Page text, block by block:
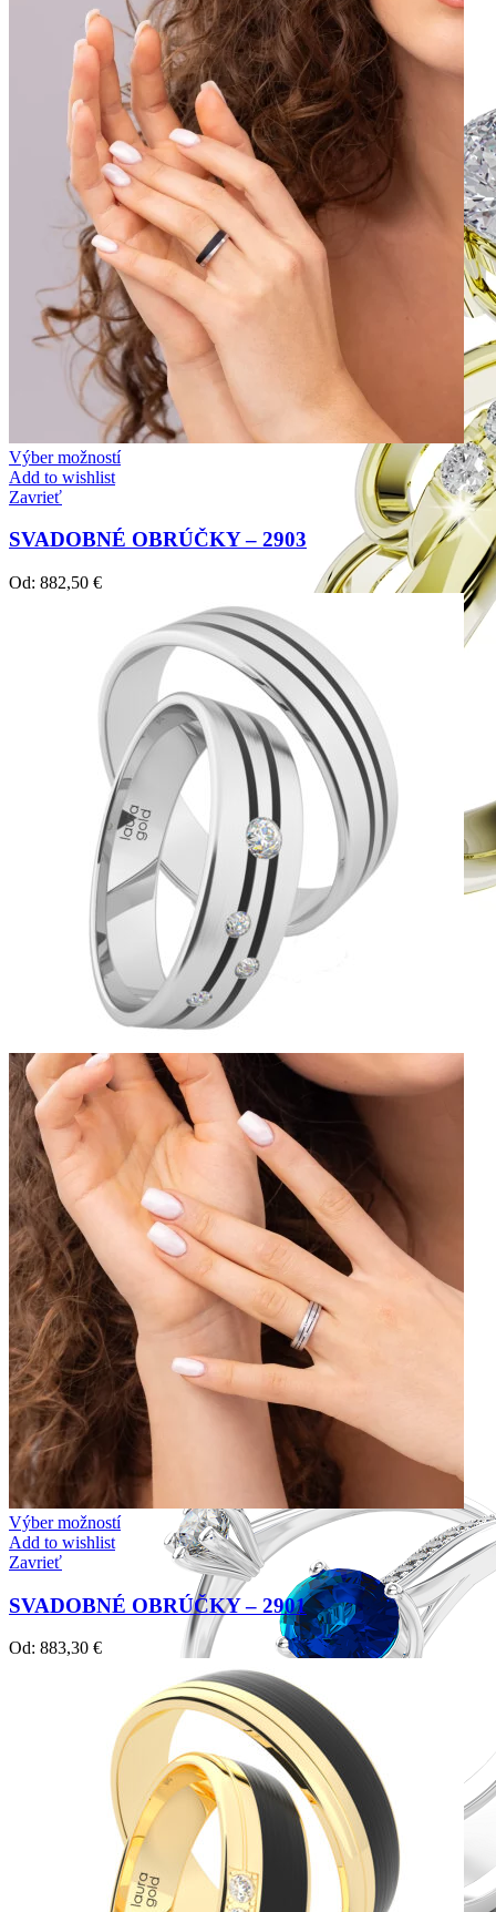
Zásnubné prstne z kolekcie Simple.
Crown Beauty
Zásnubné prstne z kolekcie Crown Beauty.
Výber možností
Add to wishlist
Zavrieť
SVADOBNÉ OBRÚČKY – 2903
Od: 882,50 €
Výber možností
Add to wishlist
Zavrieť
SVADOBNÉ OBRÚČKY – 2901
Od: 883,30 €